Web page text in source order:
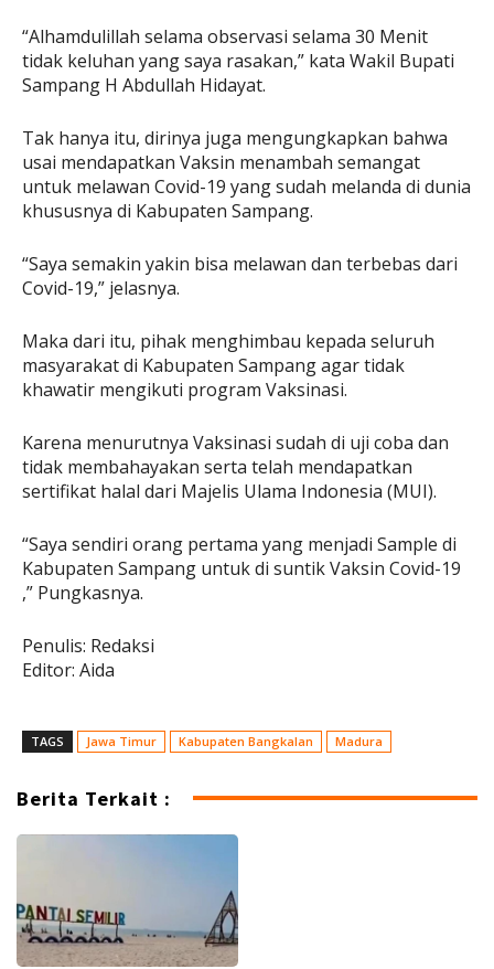
“Alhamdulillah selama observasi selama 30 Menit
tidak keluhan yang saya rasakan,” kata Wakil Bupati
Sampang H Abdullah Hidayat.
Tak hanya itu, dirinya juga mengungkapkan bahwa
usai mendapatkan Vaksin menambah semangat
untuk melawan Covid-19 yang sudah melanda di dunia
khususnya di Kabupaten Sampang.
“Saya semakin yakin bisa melawan dan terbebas dari
Covid-19,” jelasnya.
Maka dari itu, pihak menghimbau kepada seluruh
masyarakat di Kabupaten Sampang agar tidak
khawatir mengikuti program Vaksinasi.
Karena menurutnya Vaksinasi sudah di uji coba dan
tidak membahayakan serta telah mendapatkan
sertifikat halal dari Majelis Ulama Indonesia (MUI).
“Saya sendiri orang pertama yang menjadi Sample di
Kabupaten Sampang untuk di suntik Vaksin Covid-19
,” Pungkasnya.
Penulis: Redaksi
Editor: Aida
TAGS Jawa Timur Kabupaten Bangkalan Madura
Berita Terkait :